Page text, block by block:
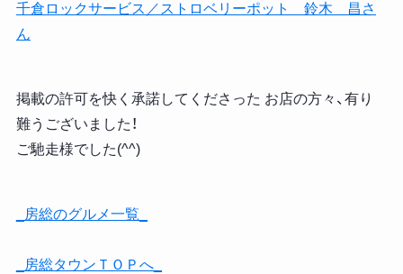
千倉ロックサービス／ストロベリーポット 鈴木 昌さ
ん
掲載の許可を快く承諾してくださった お店の方々、有り
難うございました！
ご馳走様でした(^^)
_房総のグルメ一覧_
_房総タウンＴＯＰへ_